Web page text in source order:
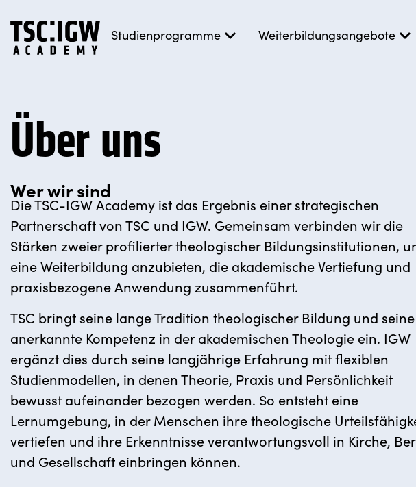
Studienprogramme Weiterbildungsangebote
Über uns
Wer wir sind
Die TSC-IGW Academy ist das Ergebnis einer strategischen
Partnerschaft von TSC und IGW. Gemeinsam verbinden wir die
Stärken zweier profilierter theologischer Bildungsinstitutionen,
eine Weiterbildung anzubieten, die akademische Vertiefung und
praxisbezogene Anwendung zusammenführt.
TSC bringt seine lange Tradition theologischer Bildung und seine
anerkannte Kompetenz in der akademischen Theologie ein. IGW
ergänzt dies durch seine langjährige Erfahrung mit flexiblen
Studienmodellen, in denen Theorie, Praxis und Persönlichkeit
bewusst aufeinander bezogen werden. So entsteht eine
Lernumgebung, in der Menschen ihre theologische
vertiefen und ihre Erkenntnisse verantwortungsvoll in Kirche,
und Gesellschaft einbringen können.